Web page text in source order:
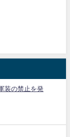
装の禁止を発